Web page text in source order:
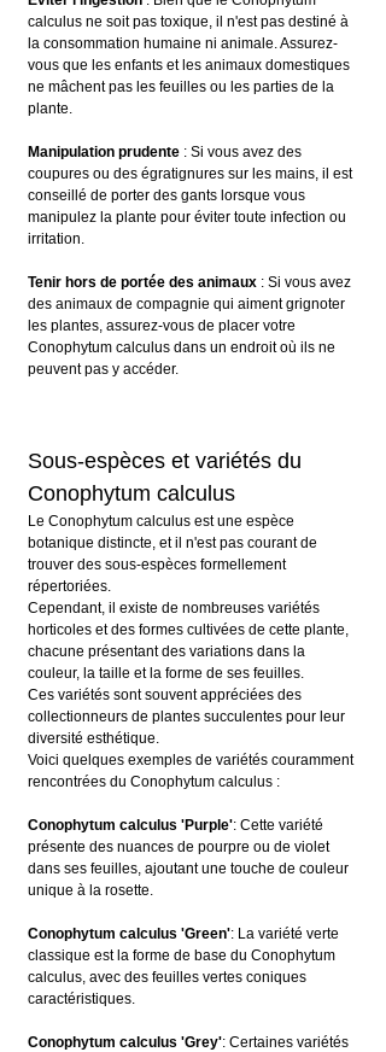
calculus ne soit pas toxique, il n'est pas destiné à
la consommation humaine ni animale. Assurez-
vous que les enfants et les animaux domestiques
ne mâchent pas les feuilles ou les parties de la
plante.
Manipulation prudente : Si vous avez des
coupures ou des égratignures sur les mains, il est
conseillé de porter des gants lorsque vous
manipulez la plante pour éviter toute infection ou
irritation.
Tenir hors de portée des animaux : Si vous avez
des animaux de compagnie qui aiment grignoter
les plantes, assurez-vous de placer votre
Conophytum calculus dans un endroit où ils ne
peuvent pas y accéder.
Sous-espèces et variétés du
Conophytum calculus
Le Conophytum calculus est une espèce
botanique distincte, et il n'est pas courant de
trouver des sous-espèces formellement
répertoriées.
Cependant, il existe de nombreuses variétés
horticoles et des formes cultivées de cette plante,
chacune présentant des variations dans la
couleur, la taille et la forme de ses feuilles.
Ces variétés sont souvent appréciées des
collectionneurs de plantes succulentes pour leur
diversité esthétique.
Voici quelques exemples de variétés couramment
rencontrées du Conophytum calculus :
Conophytum calculus 'Purple': Cette variété
présente des nuances de pourpre ou de violet
dans ses feuilles, ajoutant une touche de couleur
unique à la rosette.
Conophytum calculus 'Green': La variété verte
classique est la forme de base du Conophytum
calculus, avec des feuilles vertes coniques
caractéristiques.
Conophytum calculus 'Grey': Certaines variétés